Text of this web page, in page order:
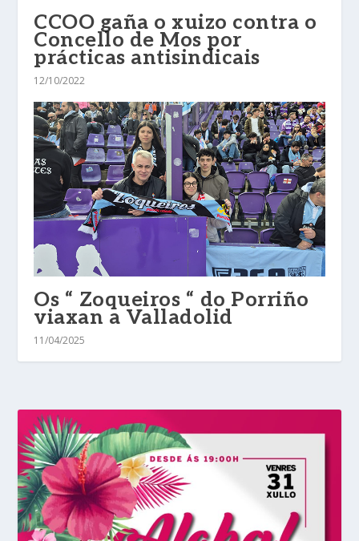
CCOO gaña o xuizo contra o
Concello de Mos por
prácticas antisindicais
12/10/2022
Os “ Zoqueiros “ do Porriño
viaxan a Valladolid
11/04/2025